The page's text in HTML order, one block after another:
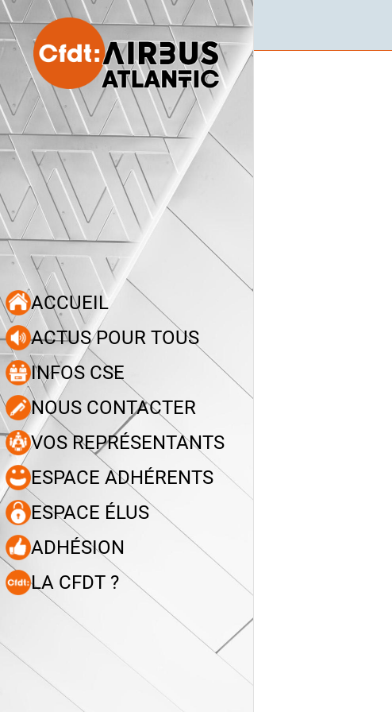
ACCUEIL
ACTUS POUR TOUS
INFOS CSE
NOUS CONTACTER
VOS REPRÉSENTANTS
ESPACE ADHÉRENTS
ESPACE ÉLUS
ADHÉSION
LA CFDT ?